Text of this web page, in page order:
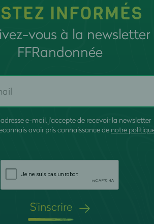
INFORMÉS
vous à la newsletter
FFRandonnée
e-mail, j'accepte de recevoir la newsletter
avoir pris connaissance de notre
S'inscrire